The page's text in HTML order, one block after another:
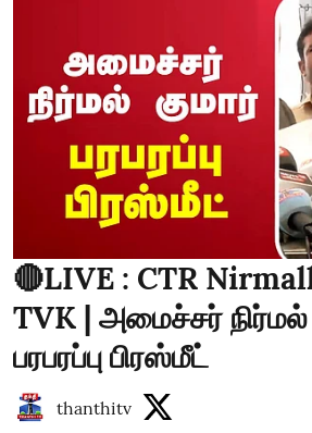
🔴LIVE : CTR
TVK | அமைச்சர் நிர்மல்
பரபரப்பு பிரஸ்மீட்
thanthitv